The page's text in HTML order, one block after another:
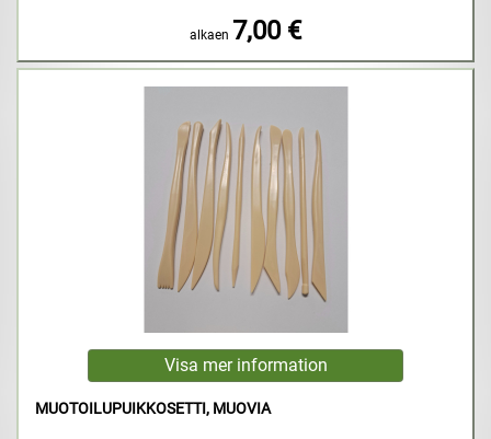
alkaen 7,00 €
MUOTOILUPUIKKOSETTI, MUOVIA